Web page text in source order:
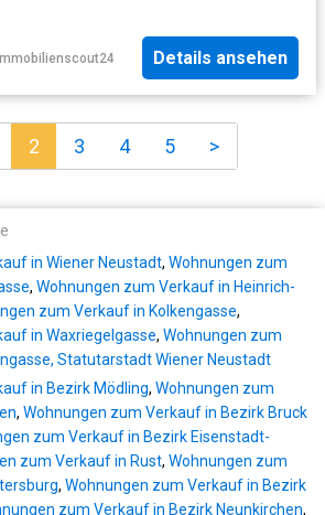
Details ansehen
2 3 4 5 >
in Wiener Neustadt, Wohnungen zum
, Wohnungen zum Verkauf in Heinrich-
zum Verkauf in Kolkengasse,
in Waxriegelgasse, Wohnungen zum
Statutarstadt Wiener Neustadt
in Bezirk Mödling, Wohnungen zum
, Wohnungen zum Verkauf in Bezirk Bruck
zum Verkauf in Bezirk Eisenstadt-
zum Verkauf in Rust, Wohnungen zum
, Wohnungen zum Verkauf in Bezirk
zum Verkauf in Bezirk Neunkirchen,